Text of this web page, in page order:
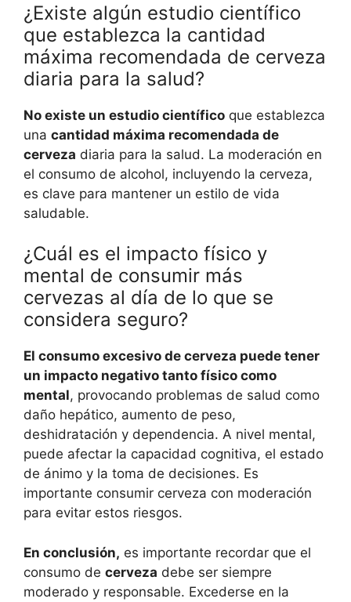
¿Existe algún estudio científico
que establezca la cantidad
máxima recomendada de cerveza
diaria para la salud?
No existe un estudio científico que establezca
una cantidad máxima recomendada de
cerveza diaria para la salud. La moderación en
el consumo de alcohol, incluyendo la cerveza,
es clave para mantener un estilo de vida
saludable.
¿Cuál es el impacto físico y
mental de consumir más
cervezas al día de lo que se
considera seguro?
El consumo excesivo de cerveza puede tener
un impacto negativo tanto físico como
mental, provocando problemas de salud como
daño hepático, aumento de peso,
deshidratación y dependencia. A nivel mental,
puede afectar la capacidad cognitiva, el estado
de ánimo y la toma de decisiones. Es
importante consumir cerveza con moderación
para evitar estos riesgos.
En conclusión, es importante recordar que el
consumo de cerveza debe ser siempre
moderado y responsable. Excederse en la